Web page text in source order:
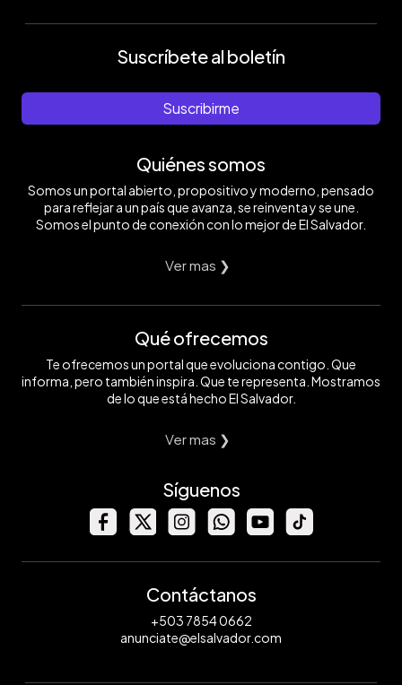
Suscríbete al boletín
Suscribirme
Quiénes somos
Somos un portal abierto, propositivo y moderno, pensado
para reflejar a un país que avanza, se reinventa y se une.
Somos el punto de conexión con lo mejor de El Salvador.
Ver mas ❯
Qué ofrecemos
Te ofrecemos un portal que evoluciona contigo. Que
informa, pero también inspira. Que te representa. Mostramos
de lo que está hecho El Salvador.
Ver mas ❯
Síguenos
Contáctanos
+503 7854 0662
anunciate@elsalvador.com